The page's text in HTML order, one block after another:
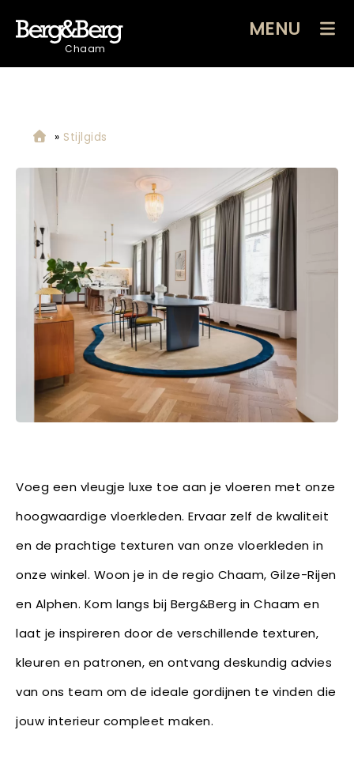
Chaam
MENU
» Stijlgids
Voeg een vleugje luxe toe aan je vloeren met onze
hoogwaardige vloerkleden. Ervaar zelf de kwaliteit
en de prachtige texturen van onze vloerkleden in
onze winkel. Woon je in de regio Chaam, Gilze-Rijen
en Alphen. Kom langs bij Berg&Berg in Chaam en
laat je inspireren door de verschillende texturen,
kleuren en patronen, en ontvang deskundig advies
van ons team om de ideale gordijnen te vinden die
jouw interieur compleet maken.